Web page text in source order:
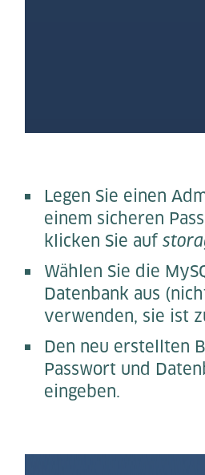
Legen Sie einen
einem sicheren
klicken Sie auf
Wählen Sie die
Datenbank aus
verwenden, sie ist
Den neu erstellten
Passwort und
eingeben.